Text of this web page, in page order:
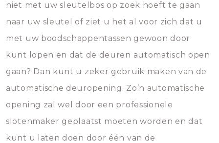
niet met uw sleutelbos op zoek hoeft te gaan
naar uw sleutel of ziet u het al voor zich dat u
met uw boodschappentassen gewoon door
kunt lopen en dat de deuren automatisch open
gaan? Dan kunt u zeker gebruik maken van de
automatische deuropening. Zo’n automatische
opening zal wel door een professionele
slotenmaker geplaatst moeten worden en dat
kunt u laten doen door één van de